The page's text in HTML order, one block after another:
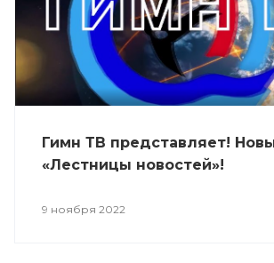
Гимн ТВ представляет!
«Лестницы новостей»!
9 ноября 2022